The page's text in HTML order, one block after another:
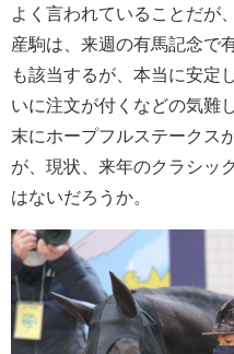
よく言われていることだが
産駒は、来週の有馬記念で
も該当するが、本当に安定
いに注文が付くなどの気難
末にホープフルステークス
が、現状、来年のクラシッ
はないだろうか。